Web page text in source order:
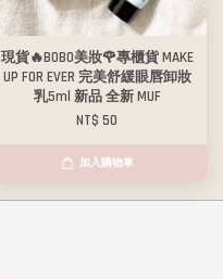
現貨🔥BOBO美妝🌹專櫃貨 MAKE
UP FOR EVER 完美舒緩眼唇卸妝
乳5ml 新品 全新 MUF
NT$ 50
加入購物車